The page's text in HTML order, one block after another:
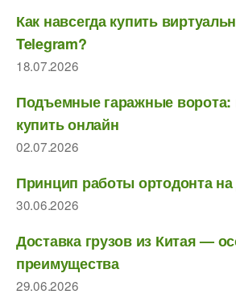
Как навсегда купить
Telegram?
18.07.2026
Подъемные гаражные ворота:
купить онлайн
02.07.2026
Принцип работы ортодонта на
30.06.2026
Доставка грузов из Китая —
преимущества
29.06.2026